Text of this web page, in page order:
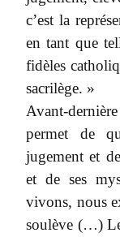
c’est la
en tant que
fidèles
sacrilège. »
Avant-
permet de
jugement et
et de ses
vivons, nous
soulève (…)